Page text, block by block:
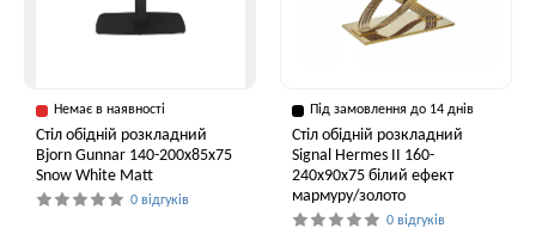
Немає в наявності
Стіл обідній розкладний
Bjorn Gunnar 140-200х85х75
Snow White Matt
0 відгуків
Під замовлення до 14 днів
Стіл обідній розкладний
Signal Hermes II 160-
240x90x75 білий ефект
мармуру/золото
0 відгуків